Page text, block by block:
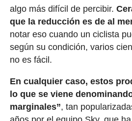
algo más difícil de percibir.
que la reducción es de al
notar eso cuando un ciclista
según su condición, varios
no es fácil.
En cualquier caso, estos
lo que se viene
marginales”, tan